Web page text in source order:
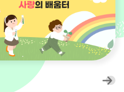
오
늘